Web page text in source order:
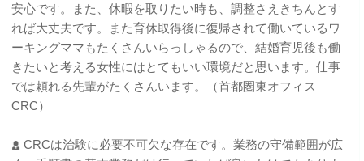
安心です。また、休暇を取りたい時も、調整さえきちんとす
れば大丈夫です。また育休取得後に復帰されて働いているワ
ーキングママもたくさんいらっしゃるので、結婚育児後も働
きたいと考える女性にはとてもいい環境だと思います。仕事
では頼れる先輩がたくさんいます。（首都圏東オフィス
CRC）
CRCは治験に必要不可欠な存在です。業務の守備範囲が広